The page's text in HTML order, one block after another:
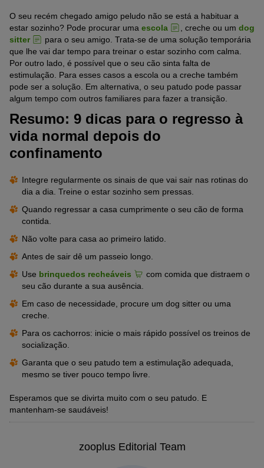
O seu recém chegado amigo peludo não se está a habituar a
estar sozinho? Pode procurar uma escola , creche ou um dog
sitter
para o seu amigo. Trata-se de uma solução temporária
que lhe vai dar tempo para treinar o estar sozinho com calma.
Por outro lado, é possível que o seu cão sinta falta de
estimulação. Para esses casos a escola ou a creche também
pode ser a solução. Em alternativa, o seu patudo pode passar
algum tempo com outros familiares para fazer a transição.
Resumo: 9 dicas para o regresso à
vida normal depois do
confinamento
Integre regularmente os sinais de que vai sair nas rotinas do
dia a dia. Treine o estar sozinho sem pressas.
Quando regressar a casa cumprimente o seu cão de forma
contida.
Não volte para casa ao primeiro latido.
Antes de sair dê um passeio longo.
Use brinquedos recheáveis
com comida que distraem o
seu cão durante a sua ausência.
Em caso de necessidade, procure um dog sitter ou uma
creche.
Para os cachorros: inicie o mais rápido possível os treinos de
socialização.
Garanta que o seu patudo tem a estimulação adequada,
mesmo se tiver pouco tempo livre.
Esperamos que se divirta muito com o seu patudo. E
mantenham-se saudáveis!
zooplus Editorial Team